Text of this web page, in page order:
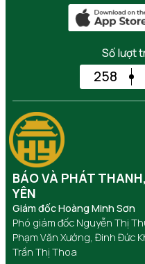
Số lượt
258
BÁO VÀ PHÁT
YÊN
Giám đốc Hoàng Minh Sơn
Phó giám đốc Nguyễn Thị
Phạm Văn Xướng, Đinh Đức
Trần Thị Thoa